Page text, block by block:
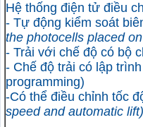
Hệ thống điện tử điều
- Tự động kiểm soát
the photocells placed
- Trải với chế độ có bộ
- Chế độ trải có lập
programming)
-Có thể điều chỉnh tốc
speed and automatic lift)